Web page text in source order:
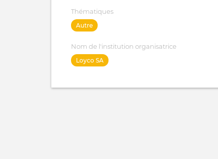
Thématiques
Autre
Nom de l'institution organisatrice
Loyco SA